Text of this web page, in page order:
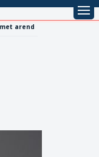
arend